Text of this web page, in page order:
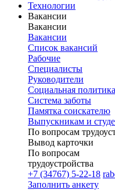
Технологии
Вакансии
Вакансии
Вакансии
Список вакансий
Рабочие
Специалисты
Руководители
Cоциальная политика
Система заботы
Памятка соискателю
Выпускникам и
По вопросам
Вывод карточки
По вопросам
трудоустройства
+7 (34767) 5-22-18
Заполнить анкету